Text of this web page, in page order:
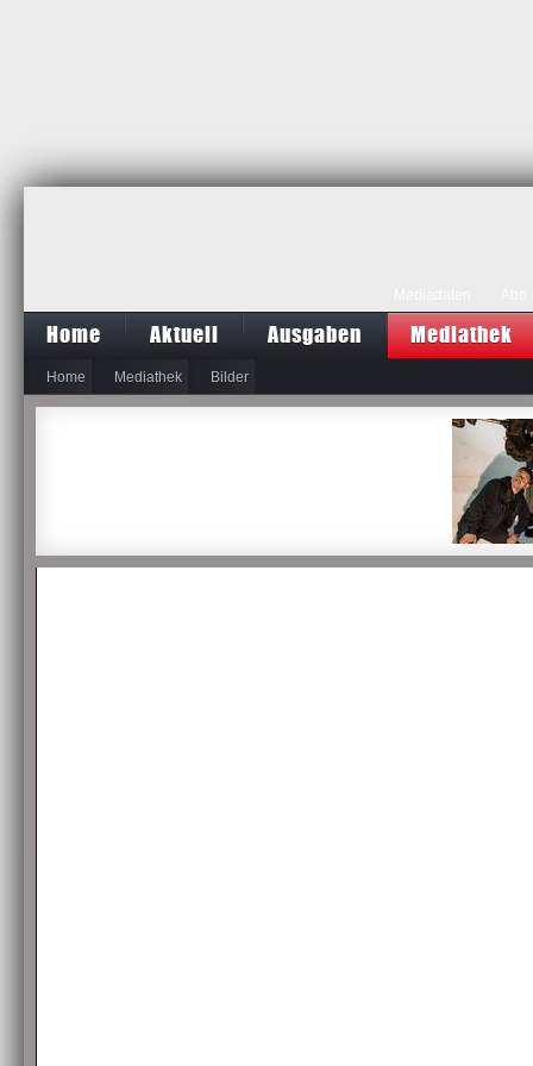
Home Aktuell Ausgaben Mediathek
Home Mediathek Bilder